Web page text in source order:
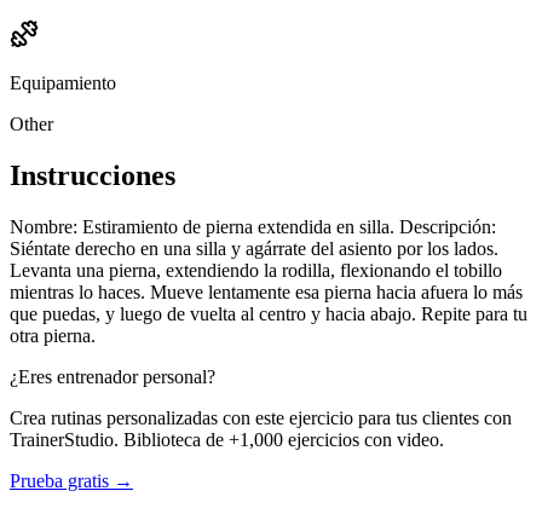
Equipamiento
Other
Instrucciones
Nombre: Estiramiento de pierna extendida en silla. Descripción:
Siéntate derecho en una silla y agárrate del asiento por los lados.
Levanta una pierna, extendiendo la rodilla, flexionando el tobillo
mientras lo haces. Mueve lentamente esa pierna hacia afuera lo más
que puedas, y luego de vuelta al centro y hacia abajo. Repite para tu
otra pierna.
¿Eres entrenador personal?
Crea rutinas personalizadas con este ejercicio para tus clientes con
TrainerStudio. Biblioteca de +1,000 ejercicios con video.
Prueba gratis →